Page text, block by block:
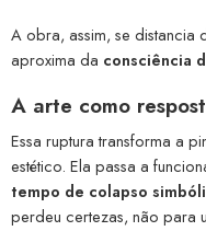
A obra, assim, se
aproxima da consciência
A arte como
Essa ruptura transforma a
estético. Ela passa a
tempo de colapso
perdeu certezas, não para